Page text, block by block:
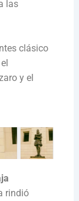
las
clásico
y el
rindió